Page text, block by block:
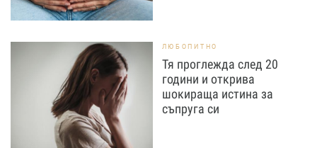
ЛЮБОПИТНО
Тя проглежда след 20
години и открива
шокираща истина за
съпруга си